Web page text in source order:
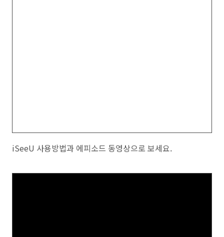
iSeeU 사용방법과 에피소드 동영상으로 보세요.